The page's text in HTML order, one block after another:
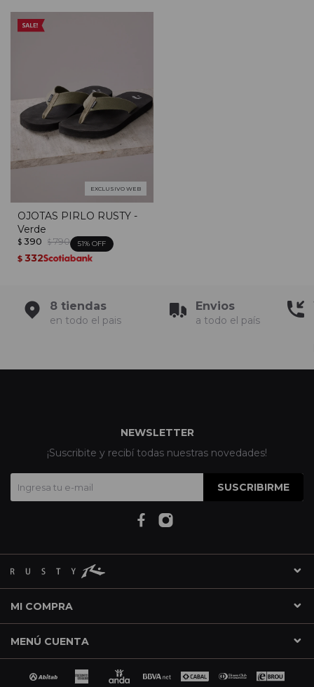
EXCLUSIVO WEB
OJOTAS PIRLO RUSTY -
Verde
$ 390 $ 790 51
$ 332
8 tiendas
en todo el pais
Envios
a todo el país
MI COMPRA
MENÚ CUENTA
NEWSLETTER
¡Suscribite y recibí todas nuestras novedades!
SUSCRIBIRME